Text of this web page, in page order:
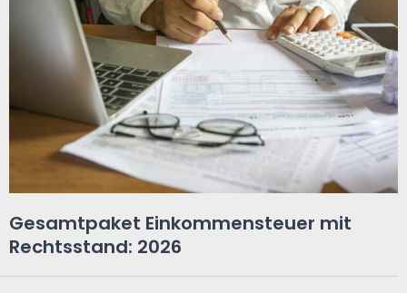
Gesamtpaket Einkommensteuer mit
Rechtsstand: 2026